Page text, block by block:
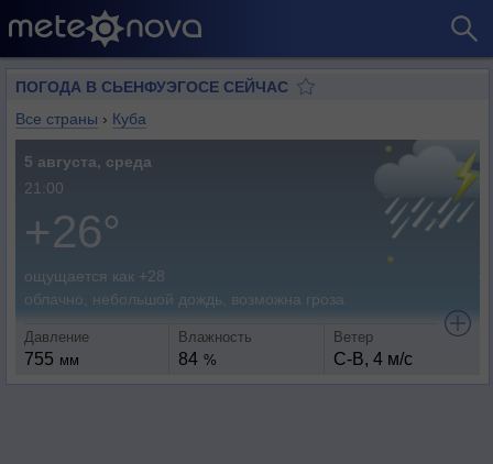
ПОГОДА В СЬЕНФУЭГОСЕ СЕЙЧАС
Все страны › Куба
5 августа, среда
21:00
+26°
ощущается как +28
облачно, небольшой дождь, возможна гроза
Давление
755 мм
Влажность
84 %
Ветер
С-В, 4 м/с